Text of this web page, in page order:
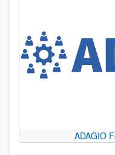
ADAGIO